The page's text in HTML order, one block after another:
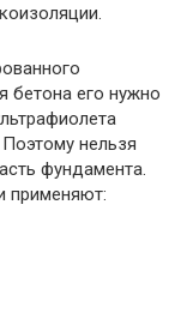
бетона его нужно
нельзя
фундамента.
применяют: